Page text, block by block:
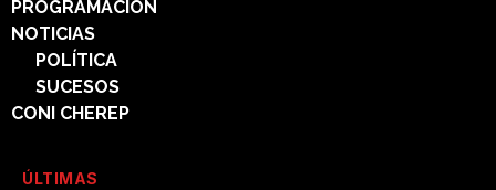
PROGRAMACIÓN
NOTICIAS
POLÍTICA
SUCESOS
CONI CHEREP
ÚLTIMAS